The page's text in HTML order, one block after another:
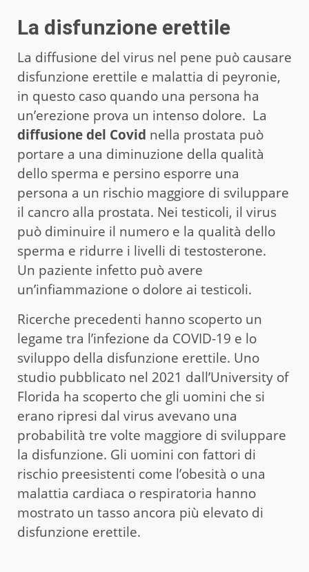
La disfunzione erettile
La diffusione del virus nel pene può causare
disfunzione erettile e malattia di peyronie,
in questo caso quando una persona ha
un’erezione prova un intenso dolore. La
diffusione del Covid nella prostata può
portare a una diminuzione della qualità
dello sperma e persino esporre una
persona a un rischio maggiore di sviluppare
il cancro alla prostata. Nei testicoli, il virus
può diminuire il numero e la qualità dello
sperma e ridurre i livelli di testosterone.
Un paziente infetto può avere
un’infiammazione o dolore ai testicoli.
Ricerche precedenti hanno scoperto un
legame tra l’infezione da COVID-19 e lo
sviluppo della disfunzione erettile. Uno
studio pubblicato nel 2021 dall’University of
Florida ha scoperto che gli uomini che si
erano ripresi dal virus avevano una
probabilità tre volte maggiore di sviluppare
la disfunzione. Gli uomini con fattori di
rischio preesistenti come l’obesità o una
malattia cardiaca o respiratoria hanno
mostrato un tasso ancora più elevato di
disfunzione erettile.